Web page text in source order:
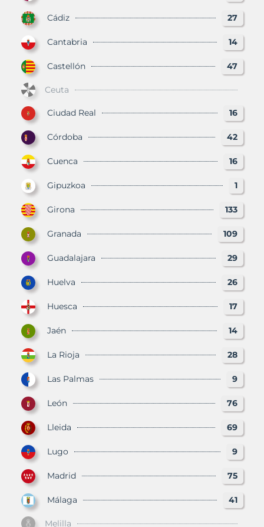
Cádiz 27
Cantabria 14
Castellón 47
Ceuta
Ciudad Real 16
Córdoba 42
Cuenca 16
Gipuzkoa 1
Girona 133
Granada 109
Guadalajara 29
Huelva 26
Huesca 17
Jaén 14
La Rioja 28
Las Palmas 9
León 76
Lleida 69
Lugo 9
Madrid 75
Málaga 41
Melilla